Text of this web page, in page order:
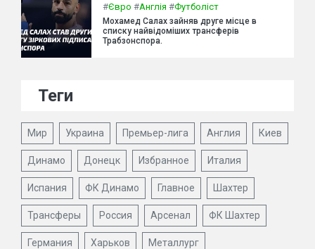
#Євро #Англія #Футболіст
Мохамед Салах зайняв друге місце в
списку найвідоміших трансферів
Трабзонспора.
Теги
Мир Украина Премьер-лига Англия Киев
Динамо Донецк Избранное Италия
Испания ФК Динамо Главное Шахтер
Трансферы Россия Арсенал ФК Шахтер
Германия Харьков Металлург